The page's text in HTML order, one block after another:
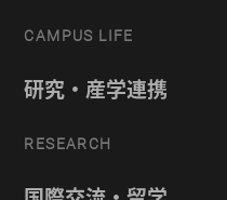
CAMPUS LIFE
研究・産学連携
RESEARCH